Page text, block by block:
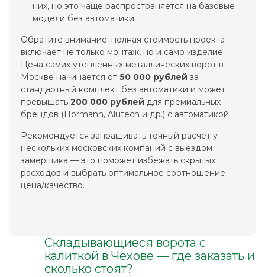
них, но это чаще распространяется на базовые
модели без автоматики.
Обратите внимание: полная стоимость проекта
включает не только монтаж, но и само изделие.
Цена самих утепленных металлических ворот в
Москве начинается от 50 000 рублей за
стандартный комплект без автоматики и может
превышать 200 000 рублей для премиальных
брендов (Hörmann, Alutech и др.) с автоматикой.
Рекомендуется запрашивать точный расчет у
нескольких московских компаний с выездом
замерщика — это поможет избежать скрытых
расходов и выбрать оптимальное соотношение
цена/качество.
Складывающиеся ворота с
калиткой в Чехове — где заказать и
сколько стоят?